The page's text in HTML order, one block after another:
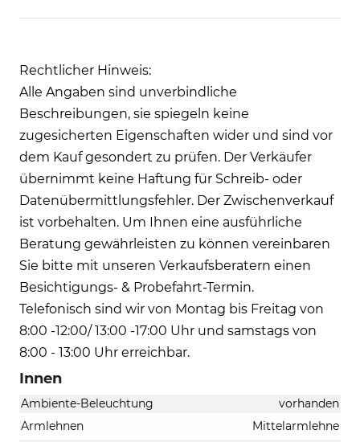
Rechtlicher Hinweis:
Alle Angaben sind unverbindliche
Beschreibungen, sie spiegeln keine
zugesicherten Eigenschaften wider und sind vor
dem Kauf gesondert zu prüfen. Der Verkäufer
übernimmt keine Haftung für Schreib- oder
Datenübermittlungsfehler. Der Zwischenverkauf
ist vorbehalten. Um Ihnen eine ausführliche
Beratung gewährleisten zu können vereinbaren
Sie bitte mit unseren Verkaufsberatern einen
Besichtigungs- & Probefahrt-Termin.
Telefonisch sind wir von Montag bis Freitag von
8:00 -12:00/ 13:00 -17:00 Uhr und samstags von
8:00 - 13:00 Uhr erreichbar.
Innen
Ambiente-Beleuchtung
vorhanden
Armlehnen
Mittelarmlehne